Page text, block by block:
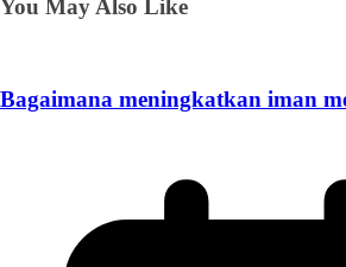
You May Also Like
Bagaimana meningkatkan iman